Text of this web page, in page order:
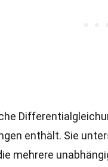
enthält. Sie
mehrere